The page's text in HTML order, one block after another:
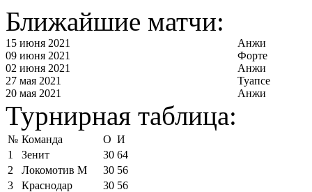
Ближайшие матчи:
15 июня 2021
Анжи
09 июня 2021
Форте
02 июня 2021
Анжи
27 мая 2021
Туапсе
20 мая 2021
Анжи
Турнирная таблица:
№ Команда О И
1
Зенит 30 64
2
Локомотив М 30 56
3
Краснодар 30 56